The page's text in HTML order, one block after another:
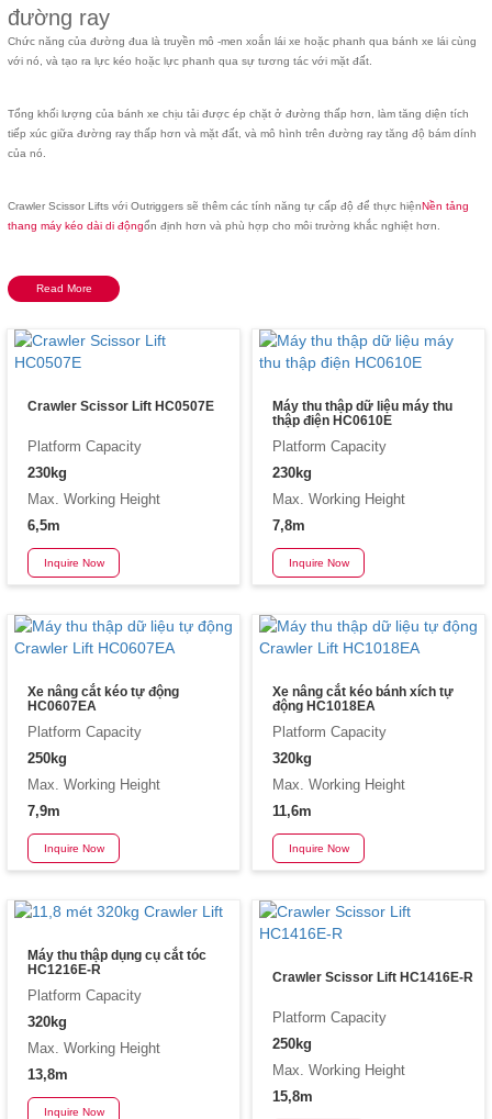
đường ray
Chức năng của đường đua là truyền mô -men xoắn lái xe hoặc phanh qua bánh xe lái cùng
với nó, và tạo ra lực kéo hoặc lực phanh qua sự tương tác với mặt đất.
Tổng khối lượng của bánh xe chịu tải được ép chặt ở đường thấp hơn, làm tăng diện tích
tiếp xúc giữa đường ray thấp hơn và mặt đất, và mô hình trên đường ray tăng độ bám dính
của nó.
Crawler Scissor Lifts với Outriggers sẽ thêm các tính năng tự cấp độ để thực hiệnNền tảng
thang máy kéo dài di độngổn định hơn và phù hợp cho môi trường khắc nghiệt hơn.
Read More
Crawler Scissor Lift HC0507E
Platform Capacity
230kg
Max. Working Height
6,5m
Inquire Now
Máy thu thập dữ liệu máy thu
thập điện HC0610E
Platform Capacity
230kg
Max. Working Height
7,8m
Inquire Now
Xe nâng cắt kéo tự động
HC0607EA
Platform Capacity
250kg
Max. Working Height
7,9m
Inquire Now
Xe nâng cắt kéo bánh xích tự
động HC1018EA
Platform Capacity
320kg
Max. Working Height
11,6m
Inquire Now
Máy thu thập dụng cụ cắt tóc
HC1216E-R
Platform Capacity
320kg
Max. Working Height
13,8m
Inquire Now
Crawler Scissor Lift HC1416E-R
Platform Capacity
250kg
Max. Working Height
15,8m